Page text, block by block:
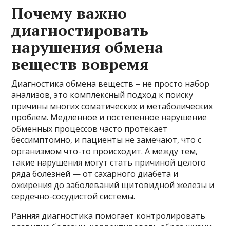
Почему важно
диагностировать
нарушения обмена
веществ вовремя
Диагностика обмена веществ – не просто набор
анализов, это комплексный подход к поиску
причины многих соматических и метаболических
проблем. Медленное и постепенное нарушение
обменных процессов часто протекает
бессимптомно, и пациенты не замечают, что с
организмом что-то происходит. А между тем,
такие нарушения могут стать причиной целого
ряда болезней — от сахарного диабета и
ожирения до заболеваний щитовидной железы и
сердечно-сосудистой системы.
Ранняя диагностика помогает контролировать